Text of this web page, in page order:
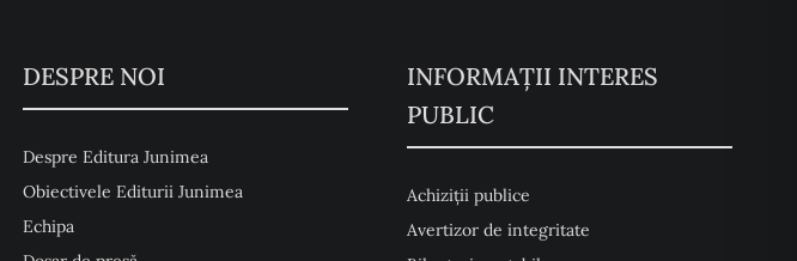
DESPRE NOI
Despre Editura Junimea
Obiectivele Editurii Junimea
Echipa
INFORMAȚII INTERES
PUBLIC
Achiziții publice
Avertizor de integritate